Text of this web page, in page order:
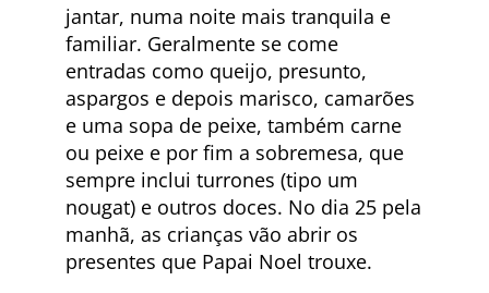
jantar, numa noite mais tranquila e
familiar. Geralmente se come
entradas como queijo, presunto,
aspargos e depois marisco, camarões
e uma sopa de peixe, também carne
ou peixe e por fim a sobremesa, que
sempre inclui turrones (tipo um
nougat) e outros doces. No dia 25 pela
manhã, as crianças vão abrir os
presentes que Papai Noel trouxe.